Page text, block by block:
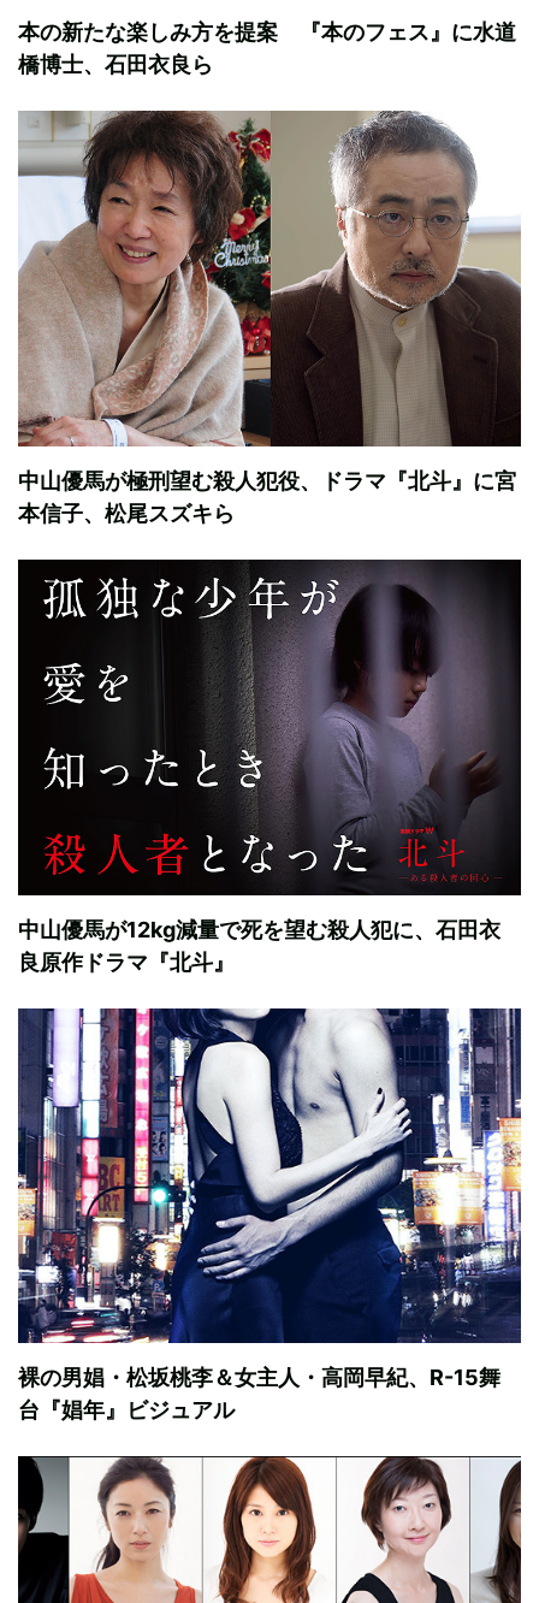
本の新たな楽しみ方を提案 『本のフェス』に水道
橋博士、石田衣良ら
中山優馬が極刑望む殺人犯役、ドラマ『北斗』に宮
本信子、松尾スズキら
中山優馬が12kg減量で死を望む殺人犯に、石田衣
良原作ドラマ『北斗』
裸の男娼・松坂桃李＆女主人・高岡早紀、R-15舞
台『娼年』ビジュアル